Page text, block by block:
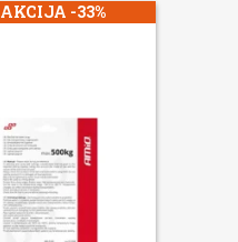
AKCIJA -33%